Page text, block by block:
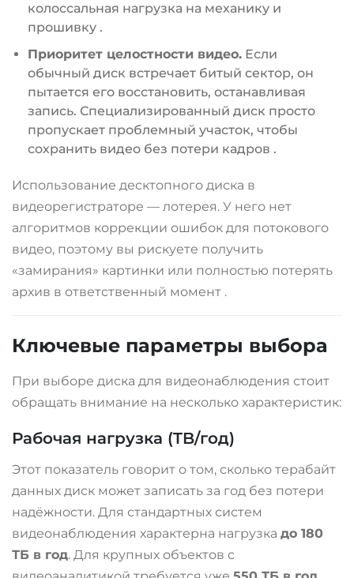
колоссальная нагрузка на механику и
прошивку .
Приоритет целостности видео. Если
обычный диск встречает битый сектор, он
пытается его восстановить, останавливая
запись. Специализированный диск просто
пропускает проблемный участок, чтобы
сохранить видео без потери кадров .
Использование десктопного диска в
видеорегистраторе — лотерея. У него нет
алгоритмов коррекции ошибок для потокового
видео, поэтому вы рискуете получить
«замирания» картинки или полностью потерять
архив в ответственный момент .
Ключевые параметры выбора
При выборе диска для видеонаблюдения стоит
обращать внимание на несколько характеристик:
Рабочая нагрузка (TB/год)
Этот показатель говорит о том, сколько терабайт
данных диск может записать за год без потери
надёжности. Для стандартных систем
видеонаблюдения характерна нагрузка до 180
ТБ в год. Для крупных объектов с